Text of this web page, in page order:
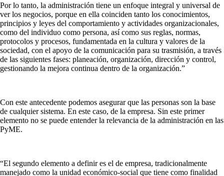
Por lo tanto, la administración tiene un enfoque integral y universal de
ver los negocios, porque en ella coinciden tanto los conocimientos,
principios y leyes del comportamiento y actividades organizacionales,
como del individuo como persona, así como sus reglas, normas,
protocolos y procesos, fundamentada en la cultura y valores de la
sociedad, con el apoyo de la comunicación para su trasmisión, a través
de las siguientes fases: planeación, organización, dirección y control,
gestionando la mejora continua dentro de la organización.”
Con este antecedente podemos asegurar que las personas son la base
de cualquier sistema. En este caso, de la empresa. Sin este primer
elemento no se puede entender la relevancia de la administración en las
PyME.
“El segundo elemento a definir es el de empresa, tradicionalmente
manejado como la unidad económico-social que tiene como finalidad